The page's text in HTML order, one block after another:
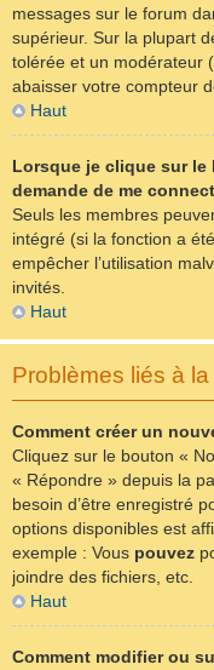
messages sur le forum
supérieur. Sur la plupart
tolérée et un modérateur
abaisser votre compteur
Haut
Lorsque je clique sur le
demande de me
Seuls les membres
intégré (si la fonction a
empêcher l’utilisation
invités.
Haut
Problèmes liés à
Comment créer un
Cliquez sur le bouton «
« Répondre » depuis la
besoin d’être enregistré
options disponibles est
exemple : Vous pouvez
joindre des fichiers, etc.
Haut
Comment modifier ou